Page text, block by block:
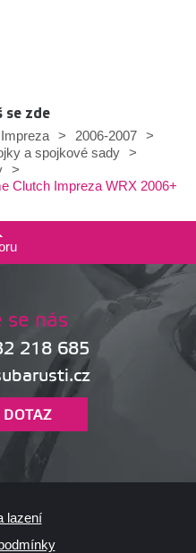
se zde
Impreza > 2006-2007
>
a spojkové sady >
>
Clutch Impreza WRX 2006+
nás
218 685
DOTAZ
lazení